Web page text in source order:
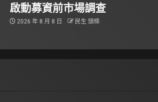
啟動募資前市場調查
2026 年 8 月 8 日 民生 頭條